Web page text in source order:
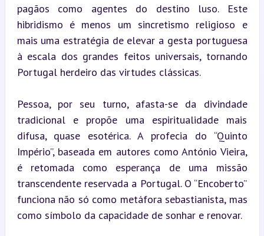
pagãos como agentes do destino luso. Este
hibridismo é menos um sincretismo religioso e
mais uma estratégia de elevar a gesta portuguesa
à escala dos grandes feitos universais, tornando
Portugal herdeiro das virtudes clássicas.
Pessoa, por seu turno, afasta-se da divindade
tradicional e propõe uma espiritualidade mais
difusa, quase esotérica. A profecia do “Quinto
Império”, baseada em autores como António Vieira,
é retomada como esperança de uma missão
transcendente reservada a Portugal. O “Encoberto”
funciona não só como metáfora sebastianista, mas
como símbolo da capacidade de sonhar e renovar.